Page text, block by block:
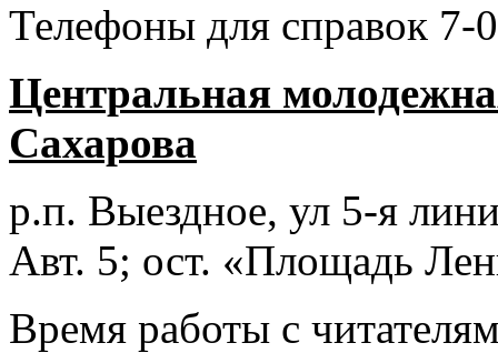
Телефоны для справок 7-
Центральная
Сахарова
р.п. Выездное, ул 5-я
Авт. 5; ост. «Площадь
Время работы с